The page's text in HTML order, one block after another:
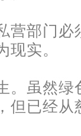
营部门必
实。
。虽然绿
但已经从